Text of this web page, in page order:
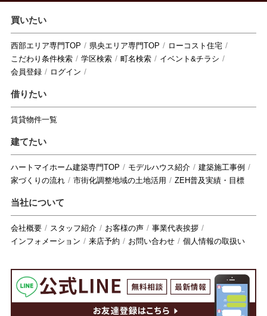
買いたい
西部エリア専門TOP 県央エリア専門TOP
ローコスト住宅
こだわり条件検索
学区検索 町名検索
イベント&チラシ
会員登録
ログイン
借りたい
賃貸物件一覧
建てたい
ハートマイホーム建築専門TOP モデルハウス紹介
建築施工事例
家づくりの流れ
市街化調整地域の土地活用 ZEH普及実績・目標
当社について
会社概要 スタッフ紹介 お客様の声
事業代表挨拶
インフォメーション
来店予約 お問い合わせ 個人情報の取扱い